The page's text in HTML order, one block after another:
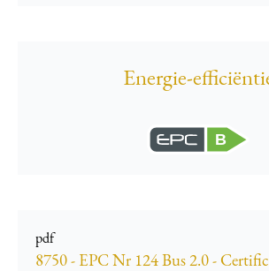
Energie-
B
pdf
8750 - EPC Nr 124 Bus 2.0 -